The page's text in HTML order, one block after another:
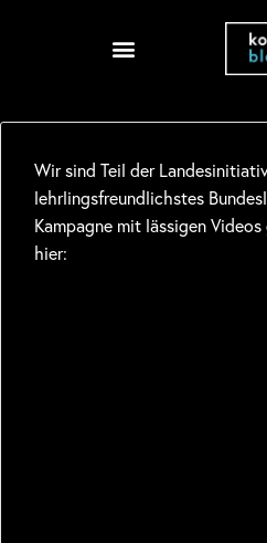
Wir sind Teil der
lehrlingsfreundlichstes
Kampagne mit lässigen
hier: